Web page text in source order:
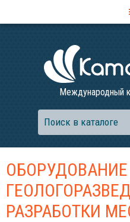
Международный
ОБОРУДОВАНИЕ
РАЗРАБОТКИ